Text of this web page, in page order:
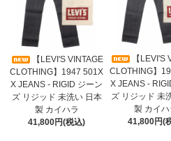
【LEVI'S VINTAGE
CLOTHING】1947 501X
X JEANS - RIGID ジーン
ズ リジッド 未洗い 日本
製 カイハラ
41,800円(税込)
【LEVI'S
CLOTHING】
X JEANS -
ズ リジッド 未
製 カイハ
41,800円(